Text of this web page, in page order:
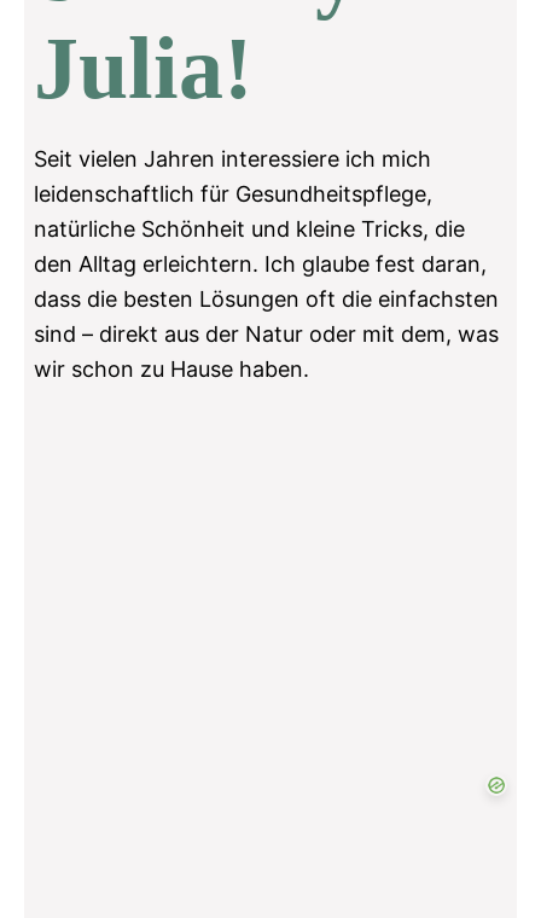
Julia!
Seit vielen Jahren interessiere ich mich
leidenschaftlich für Gesundheitspflege,
natürliche Schönheit und kleine Tricks, die
den Alltag erleichtern. Ich glaube fest daran,
dass die besten Lösungen oft die einfachsten
sind – direkt aus der Natur oder mit dem, was
wir schon zu Hause haben.